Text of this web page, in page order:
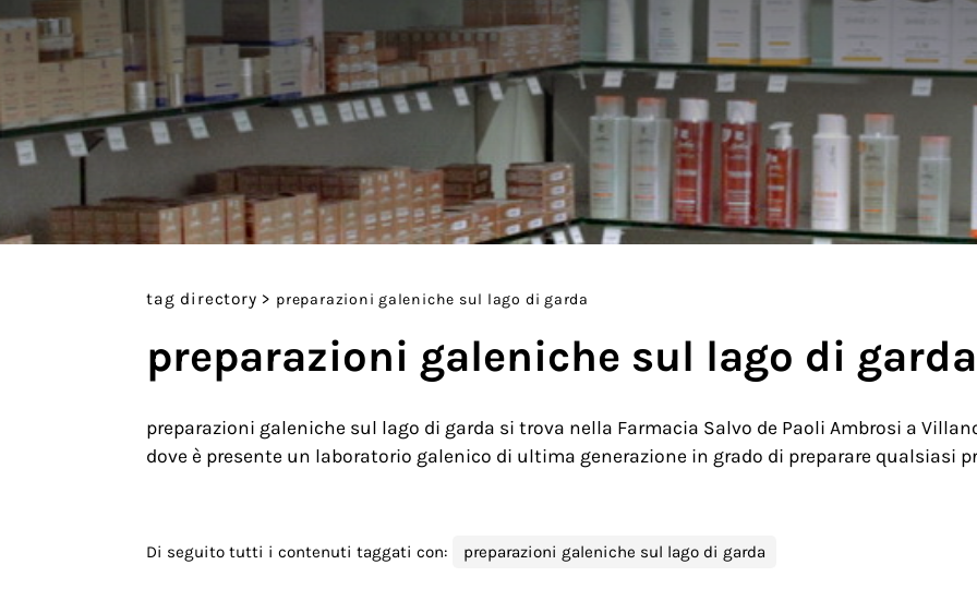
tag directory > preparazioni galeniche sul lago di garda
preparazioni galeniche sul lago di garda
preparazioni galeniche sul lago di garda si trova nella Farmacia Salvo de Paoli Ambrosi a
dove è presente un laboratorio galenico di ultima generazione in grado di preparare qualsiasi
Di seguito tutti i contenuti taggati con: preparazioni galeniche sul lago di garda